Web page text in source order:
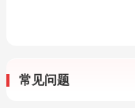
常见问题